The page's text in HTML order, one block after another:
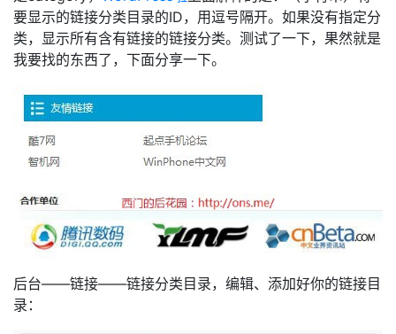
要显示的链接分类目录的ID，用逗号隔开。如果没有指定分
类，显示所有含有链接的链接分类。测试了一下，果然就是
我要找的东西了，下面分享一下。
后台——链接——链接分类目录，编辑、添加好你的链接目
录：